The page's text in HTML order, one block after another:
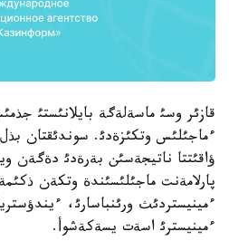
قازئر وسئ ماسةلةگة بايلانئستئ
ءماجئلئس وتكئزةدئ. سوندئقتان بذل
ؤاقئتتا ناتيجةسئن بةرةدئ دةگةن
پارلامةنت ماجئلئسئندة وتكةن
ءمينيستردئث ورئنباسارئ،
ءمينيسترئ اسةت يسةكةشوأ.